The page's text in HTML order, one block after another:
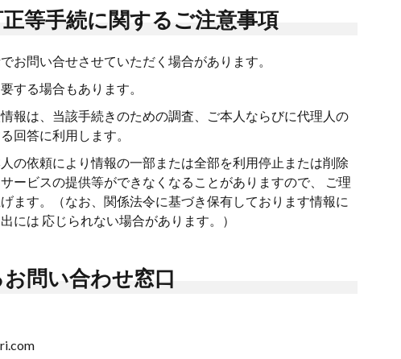
等手続に関するご注意事項
お問い合せさせていただく場合があります。
する場合もあります。
報は、当該手続きのための調査、ご本人ならびに代理人の
回答に利用します。
の依頼により情報の一部または全部を利用停止または削除
ービスの提供等ができなくなることがありますので、 ご理
ます。（なお、関係法令に基づき保有しております情報に
には 応じられない場合があります。）
問い合わせ窓口